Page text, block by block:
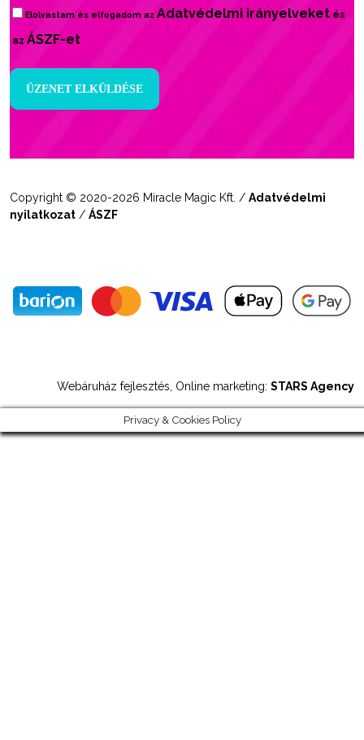
Elolvastam és elfogadom az Adatvédelmi irányelveket és
az ÁSZF-et
Copyright © 2020-2026 Miracle Magic Kft. / Adatvédelmi
nyilatkozat / ÁSZF
Webáruház fejlesztés, Online marketing: STARS Agency
Privacy & Cookies Policy